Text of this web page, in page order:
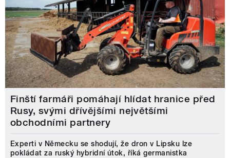
Finští farmáři pomáhají hlídat hranice před
Rusy, svými dřívějšími největšími
obchodními partnery
Experti v Německu se shodují, že dron v Lipsku lze
pokládat za ruský hybridní útok, říká germanistka